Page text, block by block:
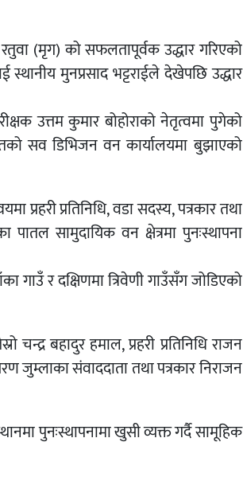
(मृग) को सफलतापूर्वक उद्धार गरिएको
मुनप्रसाद भट्टराईले देखेपछि उद्धार
उत्तम कुमार बोहोराको नेतृत्वमा पुगेको
सव डिभिजन वन कार्यालयमा बुझाएको
प्रहरी प्रतिनिधि, वडा सदस्य, पत्रकार तथा
पातल सामुदायिक वन क्षेत्रमा पुनःस्थापना
गाउँ र दक्षिणमा त्रिवेणी गाउँसँग जोडिएको
बहादुर हमाल, प्रहरी प्रतिनिधि राजन
जुम्लाका संवाददाता तथा पत्रकार निराजन
पुनःस्थापनामा खुसी व्यक्त गर्दै सामूहिक